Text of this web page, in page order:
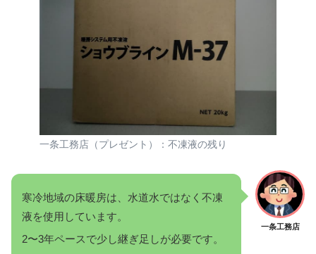
一条工務店（プレゼント）：不凍液の残り
一条工務店
寒冷地域の床暖房は、水道水ではなく不凍
液を使用しています。
2〜3年ペースで少し継ぎ足しが必要です。